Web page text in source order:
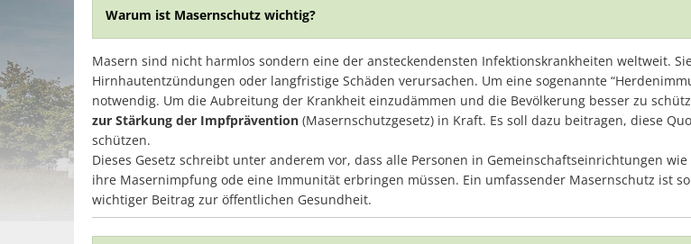
Warum ist Masernschutz wichtig?
Masern sind nicht harmlos sondern eine der ansteckendensten Infektionskrankheiten weltweit.
Hirnhautentzündungen oder langfristige Schäden verursachen. Um eine sogenannte
notwendig. Um die Aubreitung der Krankheit einzudämmen und die Bevölkerung besser zu
zur Stärkung der Impfprävention (Masernschutzgesetz) in Kraft. Es soll dazu beitragen, diese
schützen.
Dieses Gesetz schreibt unter anderem vor, dass alle Personen in Gemeinschaftseinrichtungen
ihre Masernimpfung ode eine Immunität erbringen müssen. Ein umfassender Masernschutz ist
wichtiger Beitrag zur öffentlichen Gesundheit.